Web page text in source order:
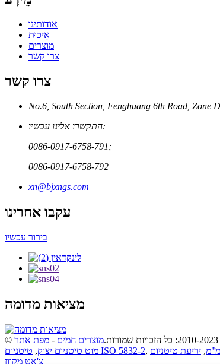
אודותינו
אֵיכוּת
מוצרים
צרו קשר
צרו קשר
התקשרו אלינו עכשיו:
0086-0917-6758-791;
0086-0917-6758-792
xn@bjxngs.com
עקבו אחרינו
בירור עכשיו
מציאות מדומה
מוצרים חמים - מפת אתר
מוט טיטניום יצוק, טיטניום ISO 5832-2, ,
צ'אט מקוון